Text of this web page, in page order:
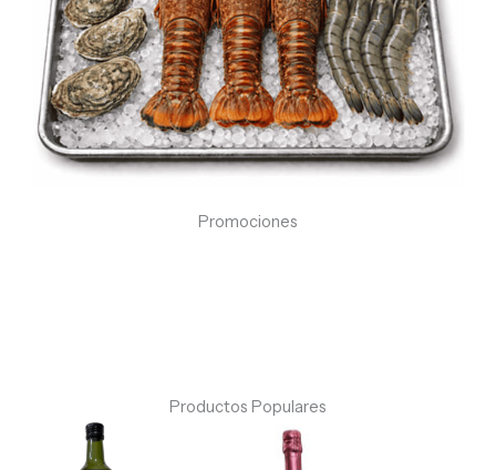
Promociones
Productos Populares